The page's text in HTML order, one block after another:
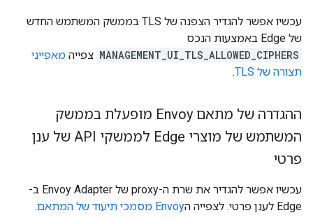
עכשיו אפשר להגדיר הצפנה של TLS בממשק המשתמש החדש
של Edge באמצעות הנכס
MANAGEMENT_UI_TLS_ALLOWED_CIPHERS צפייה מאפייני
תצורה של TLS
.
ההגדרה של מתאם Envoy מופעלת בממשק
המשתמש של מוצרי Edge לממשקי API של ענן
פרטי
עכשיו אפשר להגדיר את שרת ה-proxy של Envoy Adapter ב-
Edge לענן פרטי. לצפייה ה
Envoy מסמכי תיעוד של המתאם .